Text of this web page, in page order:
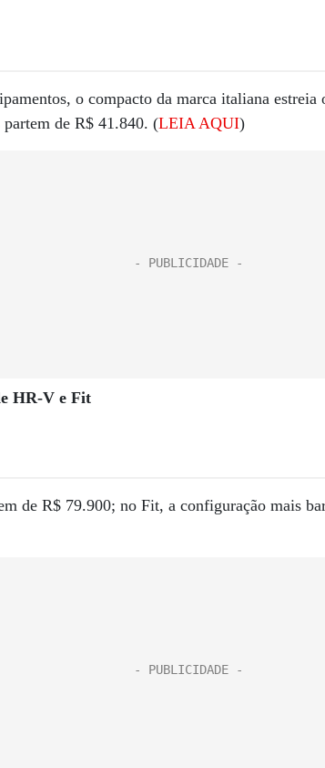
o compacto da marca italiana estreia
de R$ 41.840. (LEIA AQUI)
HR-V e Fit
de R$ 79.900; no Fit, a configuração mais